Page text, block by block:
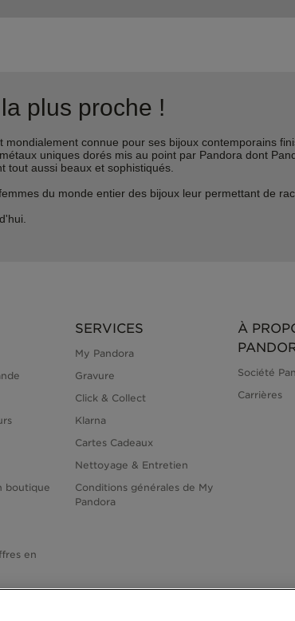
plus proche !
connue pour ses bijoux contemporains
uniques dorés mis au point par Pandora dont
tout aussi beaux et sophistiqués.
du monde entier des bijoux leur permettant de
boutique
en
SERVICES
My Pandora
Gravure
Click & Collect
Klarna
Cartes Cadeaux
Nettoyage & Entretien
Conditions générales de My
Pandora
À
Société
Carrières